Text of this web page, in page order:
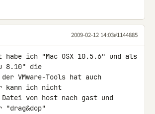
2009-02-12 14:03#1144885
ich "Mac OSX 10.5.6" und als
8.10" die
VMware-Tools hat auch
kann ich nicht
von host nach gast und
"drag&dop"